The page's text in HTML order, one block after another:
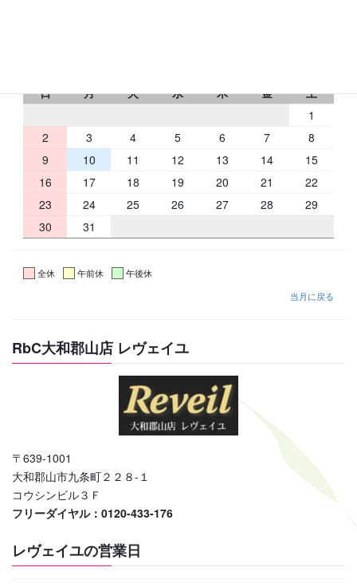
日 月 火 水 木 金
土
1
2
3 4 5 6 7
8
9
10 11 12 13 14
15
16
17 18 19 20 21
22
23
24 25 26 27 28
29
30
31
全休 午前休
午後休
当月に戻る
RbC大和郡山店 レヴェイユ
〒639-1001
大和郡山市九条町２２８-１
コウシンビル３Ｆ
フリーダイヤル：0120-433-176
レヴェイユの営業日